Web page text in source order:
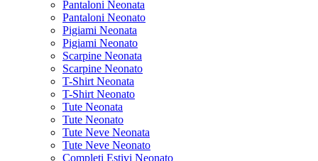
Pantaloni Neonata
Pantaloni Neonato
Pigiami Neonata
Pigiami Neonato
Scarpine Neonata
Scarpine Neonato
T-Shirt Neonata
T-Shirt Neonato
Tute Neonata
Tute Neonato
Tute Neve Neonata
Tute Neve Neonato
Completi Estivi Neonato